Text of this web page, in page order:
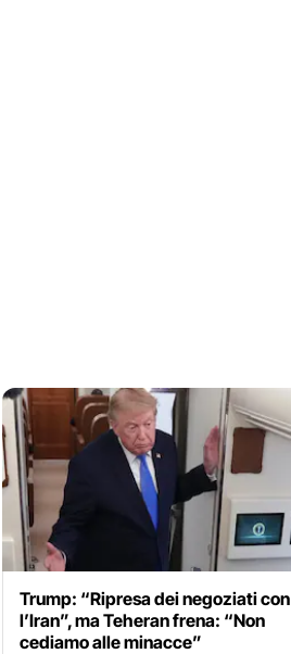
Trump: “Ripresa dei negoziati con
l’Iran”, ma Teheran frena: “Non
cediamo alle minacce”